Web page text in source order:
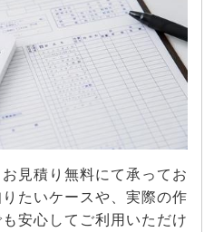
見積り無料にて承ってお
たいケースや、実際の作
安心してご利用いただけ